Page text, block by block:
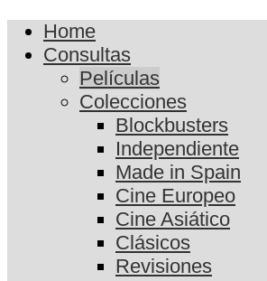
Home
Consultas
Películas
Colecciones
Blockbusters
Independiente
Made in Spain
Cine Europeo
Cine Asiático
Clásicos
Revisiones